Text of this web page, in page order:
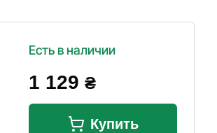
Есть в наличии
1 129 ₴
Купить